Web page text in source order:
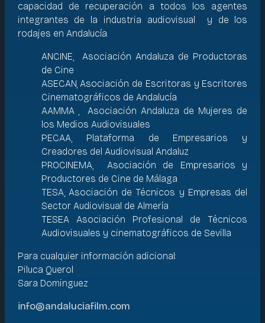
capacidad de recuperación a todos los agentes
integrantes de la industria audiovisual y de los
rodajes en Andalucía.
ANCINE, Asociación Andaluza de Productoras
de Cine
ASECAN, Asociación de Escritoras y Escritores
Cinematográficos de Andalucía
AAMMA , Asociación Andaluza de Mujeres de
los Medios Audiovisuales
PECAA, Plataforma de Empresarios y
Creadores del Audiovisual Andaluz
PROCINEMA, Asociación de Empresarios y
Productores de Cine de Málaga
TESA, Asociación de Técnicos y Empresas del
Sector Audiovisual de Almería
TESEA Asociación Profesional de Técnicos
Audiovisuales y cinematográficos de Sevilla
Para cualquier información adicional:
Piluca Querol
Sara Dominguez
info@andaluciafilm.com